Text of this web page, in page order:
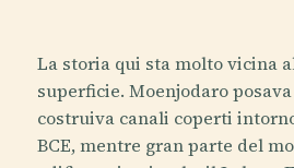
La storia qui sta molto vicina
superficie. Moenjodaro
costruiva canali coperti
BCE, mentre gran parte del